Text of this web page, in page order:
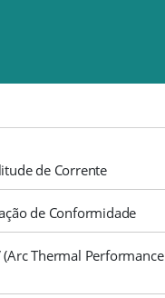
de Corrente
de Conformidade
(Arc Thermal Performance